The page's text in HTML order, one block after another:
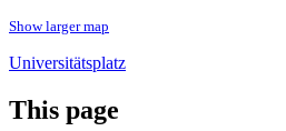
Show larger map
Universitätsplatz
This page